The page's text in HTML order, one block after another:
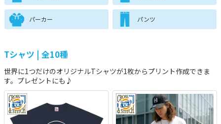
パーカー パンツ
Tシャツ | 全10種
世界に1つだけのオリジナルTシャツが1枚からプリント作成できま
す。プレゼントにも♪